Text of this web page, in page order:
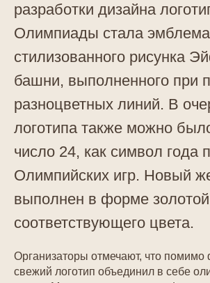
разработки дизайна
Олимпиады стала
стилизованного рисунка
башни, выполненного при
разноцветных линий. В
логотипа также можно
число 24, как символ года
Олимпийских игр. Новый
выполнен в форме
соответствующего цвета.
Организаторы отмечают, что
свежий логотип объединил в себе